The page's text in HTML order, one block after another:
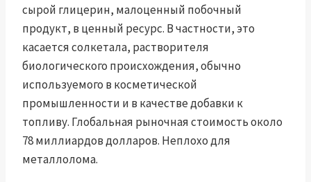
сырой глицерин, малоценный побочный
продукт, в ценный ресурс. В частности, это
касается солкетала, растворителя
биологического происхождения, обычно
используемого в косметической
промышленности и в качестве добавки к
топливу. Глобальная рыночная стоимость около
78 миллиардов долларов. Неплохо для
металлолома.